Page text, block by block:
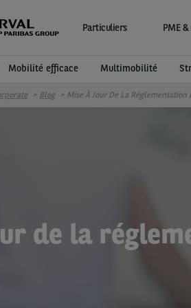
Particuliers PME
Mobilité efficace Multimobilité
Blog Mise À Jour De La Réglementation
de la